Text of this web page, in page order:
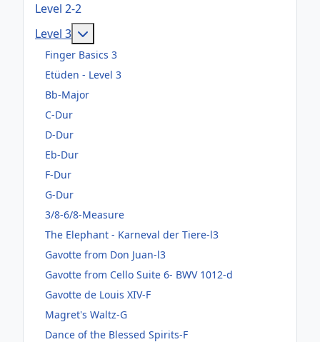
Level 2-2
Level 3
Finger Basics 3
Etüden - Level 3
Bb-Major
C-Dur
D-Dur
Eb-Dur
F-Dur
G-Dur
3/8-6/8-Measure
The Elephant - Karneval der Tiere-l3
Gavotte from Don Juan-l3
Gavotte from Cello Suite 6- BWV 1012-d
Gavotte de Louis XIV-F
Magret's Waltz-G
Dance of the Blessed Spirits-F